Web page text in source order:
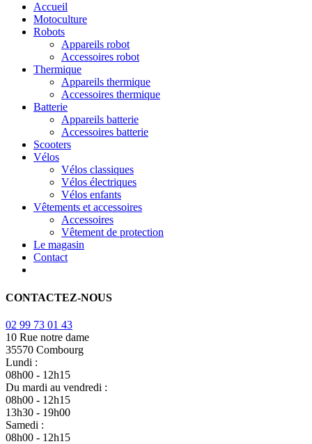
Accueil
Motoculture
Robots
Appareils robot
Accessoires robot
Thermique
Appareils thermique
Accessoires thermique
Batterie
Appareils batterie
Accessoires batterie
Scooters
Vélos
Vélos classiques
Vélos électriques
Vélos enfants
Vêtements et accessoires
Accessoires
Vêtement de protection
Le magasin
Contact
CONTACTEZ-NOUS
02 99 73 01 43
10 Rue notre dame
35570 Combourg
Lundi :
08h00 - 12h15
Du mardi au vendredi :
08h00 - 12h15
13h30 - 19h00
Samedi :
08h00 - 12h15